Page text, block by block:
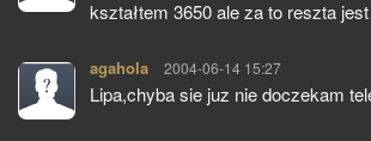
kształtem 3650 ale za to reszta
agahola pisze:
2004-06-14 15:27
Lipa,chyba sie juz nie doczekam